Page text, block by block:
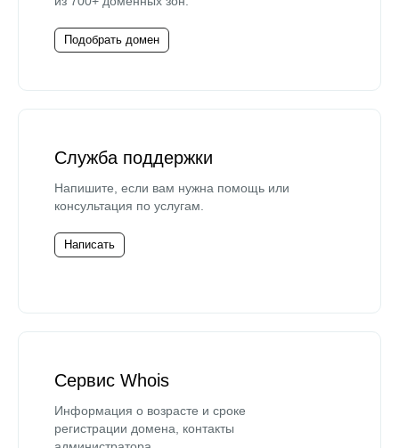
Подобрать домен
Служба поддержки
Напишите, если вам нужна помощь или
консультация по услугам.
Написать
Сервис Whois
Информация о возрасте и сроке
регистрации домена, контакты